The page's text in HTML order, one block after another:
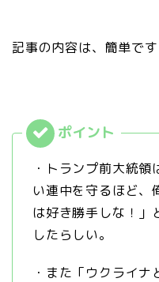
記事の内容は、簡単です
・トランプ前大統
い連中を守るほど、
は好き勝手しな！」
したらしい。
・また「ウクライ